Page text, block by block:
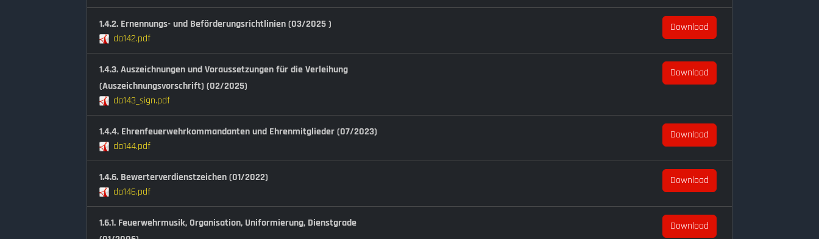
1.4.2. Ernennungs- und Beförderungsrichtlinien (03/2025 )
da142.pdf
Download
1.4.3. Auszeichnungen und Voraussetzungen für die Verleihung
(Auszeichnungsvorschrift) (02/2025)
da143_sign.pdf
Download
1.4.4. Ehrenfeuerwehrkommandanten und Ehrenmitglieder (07/2023)
da144.pdf
Download
1.4.6. Bewerterverdienstzeichen (01/2022)
da146.pdf
Download
1.6.1. Feuerwehrmusik, Organisation, Uniformierung, Dienstgrade
Download